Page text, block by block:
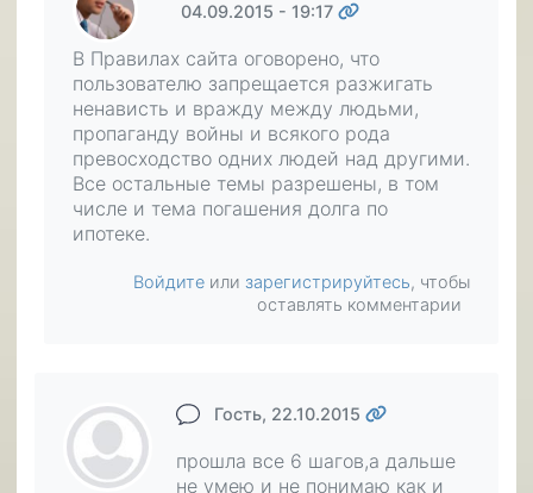
04.09.2015 - 19:17
В Правилах сайта оговорено, что
пользователю запрещается разжигать
ненависть и вражду между людьми,
пропаганду войны и всякого рода
превосходство одних людей над другими.
Все остальные темы разрешены, в том
числе и тема погашения долга по
ипотеке.
Войдите или зарегистрируйтесь, чтобы
оставлять комментарии
Гость, 22.10.2015
прошла все 6 шагов,а дальше
не умею и не понимаю как и